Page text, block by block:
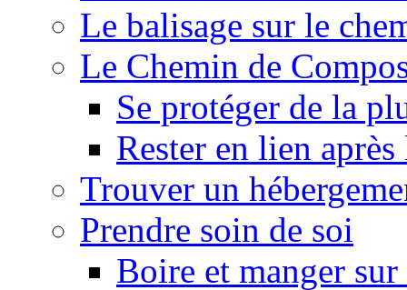
Le balisage sur le
Le Chemin de
Se protéger de la
Rester en lien
Trouver un
Prendre soin de soi
Boire et manger